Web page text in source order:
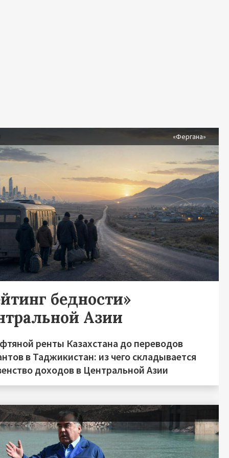
«Фергана»
бедности»
Азии
ренты Казахстана до переводов
в Таджикистан: из чего складывается
доходов в Центральной Азии